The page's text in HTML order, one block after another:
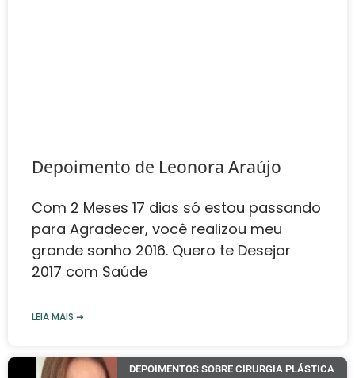
Depoimento de Leonora Araújo
Com 2 Meses 17 dias só estou passando
para Agradecer, você realizou meu
grande sonho 2016. Quero te Desejar
2017 com Saúde
LEIA MAIS ➜
DEPOIMENTOS SOBRE CIRURGIA PLÁSTICA